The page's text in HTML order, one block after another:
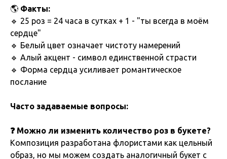
🌎 Факты:
🔹 25 роз = 24 часа в сутках + 1 - "ты всегда в моём
сердце"
🔹 Белый цвет означает чистоту намерений
🔹 Алый акцент - символ единственной страсти
🔹 Форма сердца усиливает романтическое
послание
Часто задаваемые вопросы:
❓ Можно ли изменить количество роз в букете?
Композиция разработана флористами как цельный
образ, но мы можем создать аналогичный букет с